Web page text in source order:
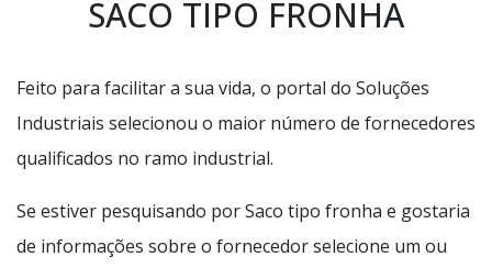
SACO TIPO FRONHA
Feito para facilitar a sua vida, o portal do Soluções
Industriais selecionou o maior número de fornecedores
qualificados no ramo industrial.
Se estiver pesquisando por Saco tipo fronha e gostaria
de informações sobre o fornecedor selecione um ou